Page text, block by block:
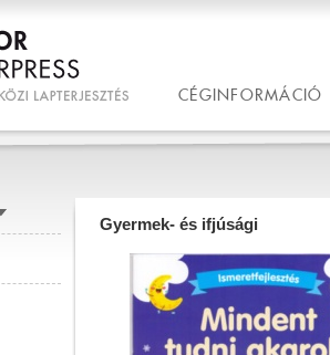
CÉGINFORMÁCIÓ
Gyermek- és ifjúsági